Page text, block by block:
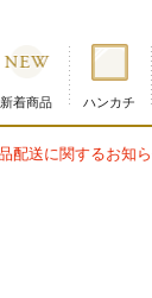
新着商品 ハンカチ